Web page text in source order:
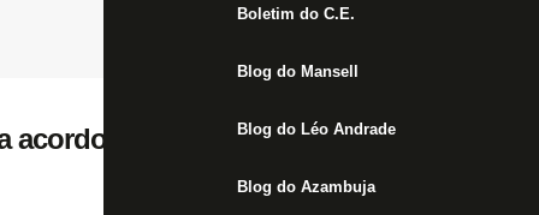
Boletim do C.E.
Blog do Mansell
Blog do Léo Andrade
Blog do Azambuja
acordo para otimizar gestão e acelerar